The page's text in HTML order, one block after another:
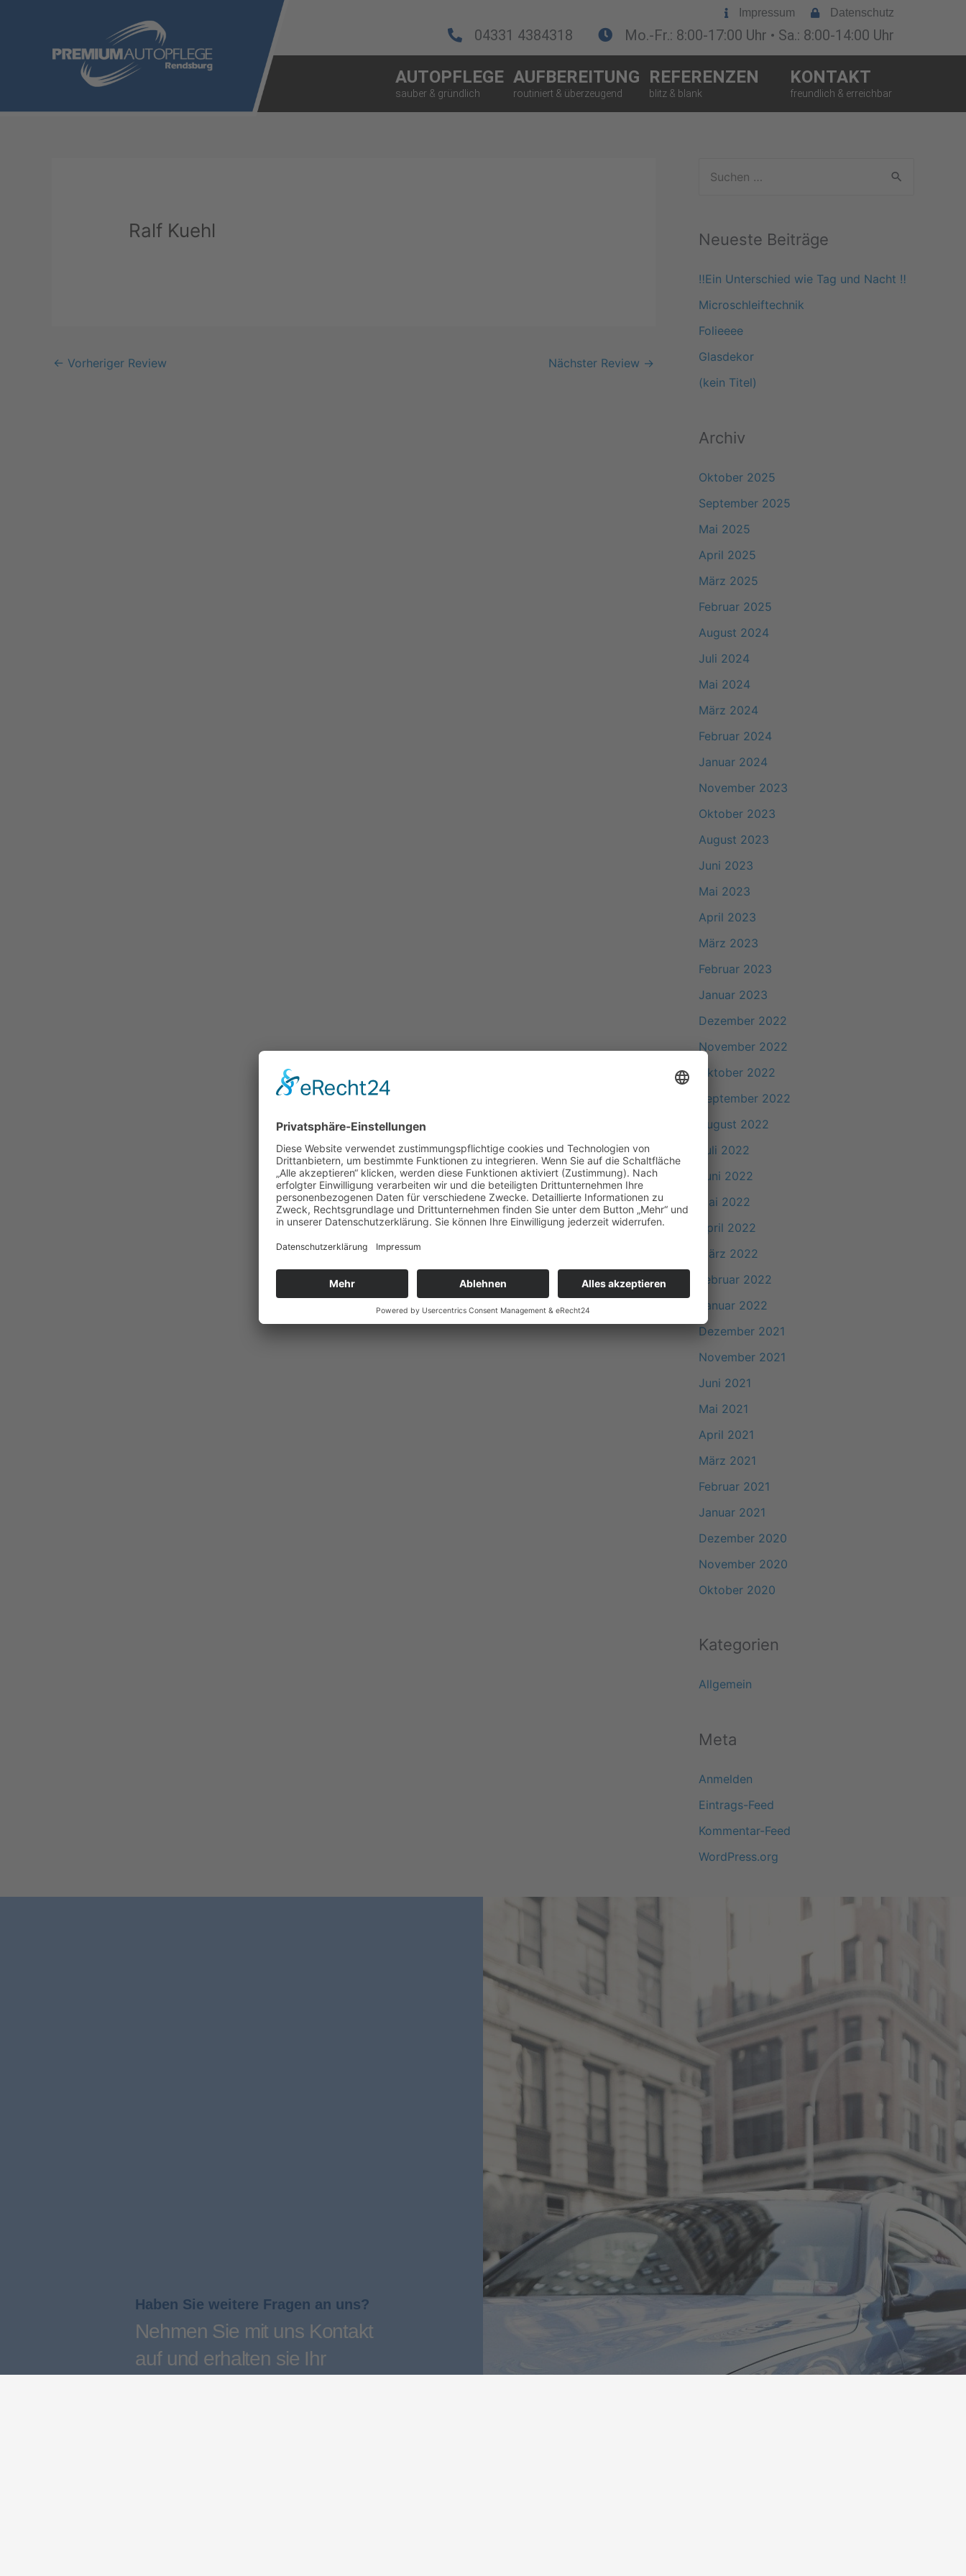
Impressum Datenschutz
04331 4384318 Mo.-Fr.: 8:00-17:00 Uhr • Sa.: 8:00-14:00 Uhr
AUTOPFLEGE AUFBEREITUNG REFERENZEN KONTAKT
Ralf Kuehl
← Vorheriger Review Nächster Review →
h
e
c
h
Neueste Beiträge
‼️Ein Unterschied wie Tag und Nacht ‼️
Microschleiftechnik
Folieeee
Glasdekor
(kein Titel)
Archiv
Oktober 2025
September 2025
Mai 2025
April 2025
März 2025
Februar 2025
August 2024
Juli 2024
Mai 2024
März 2024
Februar 2024
Januar 2024
November 2023
Oktober 2023
August 2023
Juni 2023
Mai 2023
April 2023
März 2023
Februar 2023
Januar 2023
Dezember 2022
November 2022
Oktober 2022
September 2022
August 2022
Juli 2022
Juni 2022
Mai 2022
April 2022
März 2022
Februar 2022
Januar 2022
Dezember 2021
November 2021
Juni 2021
Mai 2021
April 2021
März 2021
Februar 2021
Januar 2021
Dezember 2020
November 2020
Oktober 2020
Kategorien
Allgemein
Meta
Anmelden
Eintrags-Feed
Kommentar-Feed
WordPress.org
Haben Sie weitere Fragen an uns?
Nehmen Sie mit uns Kontakt
auf und erhalten sie Ihr